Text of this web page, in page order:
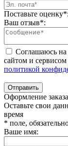
Поставьте оценку*:
Ваш отзыв*:
Соглашаюсь на
сайтом и
политикой
Отправить
Оформление
Оставьте свои
время
* поле,
Ваше имя: